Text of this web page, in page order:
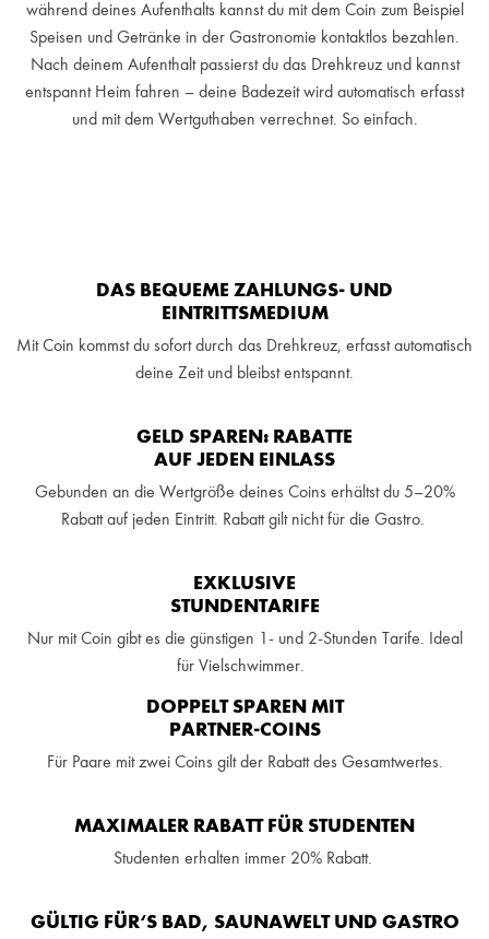
während deines Aufenthalts kannst du mit dem Coin zum Beispiel
Speisen und Getränke in der Gastronomie kontaktlos bezahlen.
Nach deinem Aufenthalt passierst du das Drehkreuz und kannst
entspannt Heim fahren – deine Badezeit wird automatisch erfasst
und mit dem Wertguthaben verrechnet. So einfach.
DAS BEQUEME ZAHLUNGS- UND
EINTRITTSMEDIUM
Mit Coin kommst du sofort durch das Drehkreuz, erfasst automatisch
deine Zeit und bleibst entspannt.
GELD SPAREN: RABATTE
AUF JEDEN EINLASS
Gebunden an die Wertgröße deines Coins erhältst du 5–20%
Rabatt auf jeden Eintritt. Rabatt gilt nicht für die Gastro.
EXKLUSIVE
STUNDENTARIFE
Nur mit Coin gibt es die günstigen 1- und 2-Stunden Tarife. Ideal
für Vielschwimmer.
DOPPELT SPAREN MIT
PARTNER-COINS
Für Paare mit zwei Coins gilt der Rabatt des Gesamtwertes.
MAXIMALER RABATT FÜR STUDENTEN
Studenten erhalten immer 20% Rabatt.
GÜLTIG FÜR‘S BAD, SAUNAWELT UND GASTRO